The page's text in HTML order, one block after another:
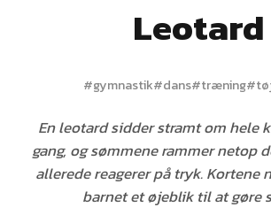
Leotard
#gymnastik#dans#træning#
En leotard sidder stramt om hele
gang, og sømmene rammer netop
allerede reagerer på tryk. Kortene
barnet et øjeblik til at gøre